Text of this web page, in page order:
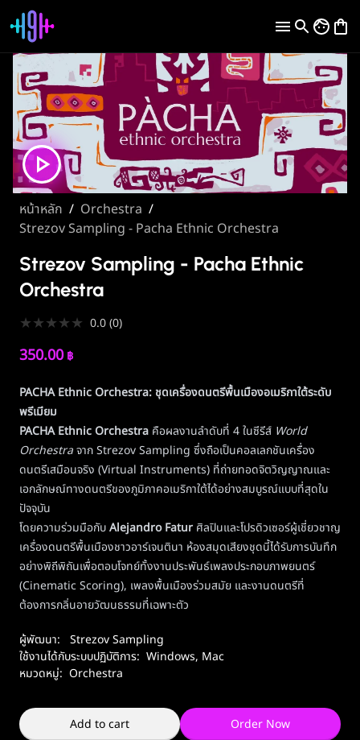
หน้าหลัก / Orchestra /
Strezov Sampling - Pacha Ethnic Orchestra
Strezov Sampling - Pacha Ethnic
Orchestra
★★★★★ 0.0(0)
350.00 ฿
PACHA Ethnic Orchestra: ชุดเครื่องดนตรีพื้นเมืองอเมริกาใต้ระดับ
พรีเมียม
PACHA Ethnic Orchestra คือผลงานลำดับที่ 4 ในซีรีส์ World
Orchestraจาก Strezov Sampling ซึ่งถือเป็นคอลเลกชันเครื่อง
ดนตรีเสมือนจริง (Virtual Instruments) ที่ถ่ายทอดจิตวิญญาณและ
เอกลักษณ์ทางดนตรีของภูมิภาคอเมริกาใต้ได้อย่างสมบูรณ์แบบที่สุดใน
ปัจจุบัน
โดยความร่วมมือกับAlejandro Fatur ศิลปินและโปรดิวเซอร์ผู้เชี่ยวชาญ
เครื่องดนตรีพื้นเมืองชาวอาร์เจนตินา ห้องสมุดเสียงชุดนี้ได้รับการบันทึก
อย่างพิถีพิถันเพื่อตอบโจทย์ทั้งงานประพันธ์เพลงประกอบภาพยนตร์
(Cinematic Scoring), เพลงพื้นเมืองร่วมสมัย และงานดนตรีที่
ต้องการกลิ่นอายวัฒนธรรมที่เฉพาะตัว
ผู้พัฒนา:
Strezov Sampling
ใช้งานได้กับระบบปฏิบัติการ: Windows, Mac
หมวดหมู่: Orchestra
Add to cart Order Now